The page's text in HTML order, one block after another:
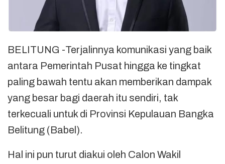
BELITUNG -Terjalinnya komunikasi yang baik
antara Pemerintah Pusat hingga ke tingkat
paling bawah tentu akan memberikan dampak
yang besar bagi daerah itu sendiri, tak
terkecuali untuk di Provinsi Kepulauan Bangka
Belitung (Babel).
Hal ini pun turut diakui oleh Calon Wakil